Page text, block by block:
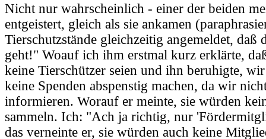
Nicht nur wahrscheinlich - einer der beiden
entgeistert, gleich als sie ankamen
Tierschutzstände gleichzeitig angemeldet, daß
geht!" Woauf ich ihm erstmal kurz erklärte,
keine Tierschützer seien und ihn beruhigte,
keine Spenden abspenstig machen, da wir
informieren. Worauf er meinte, sie würden
sammeln. Ich: "Ach ja richtig, nur
das verneinte er, sie würden auch keine